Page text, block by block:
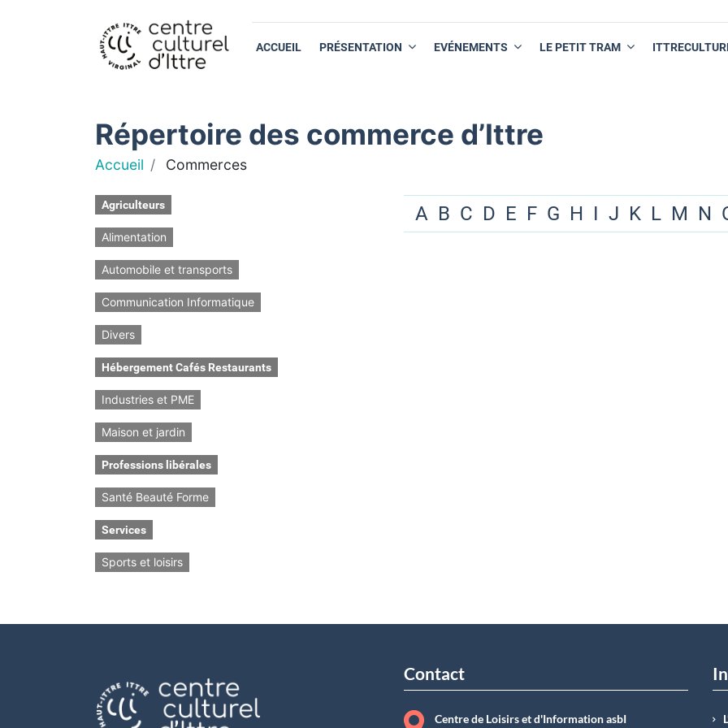
ACCUEIL PRÉSENTATION EVÉNEMENTS LE PETIT TRAM
Répertoire des commerce d’Ittre
Accueil Commerces
Agriculteurs
Alimentation
Automobile et transports
Communication Informatique
Divers
Hébergement Cafés Restaurants
Industries et PME
Maison et jardin
Professions libérales
Santé Beauté Forme
Services
Sports et loisirs
A B C D E F G H I J K L M N
Contact
Centre de Loisirs et d'Information asbI